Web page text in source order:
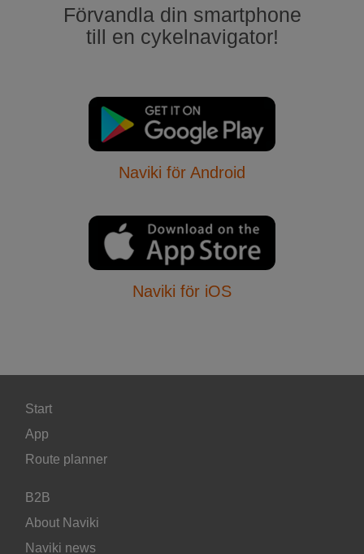
Förvandla din smartphone
till en cykelnavigator!
Naviki för Android
Naviki för iOS
Start
App
Route planner
B2B
About Naviki
Naviki news